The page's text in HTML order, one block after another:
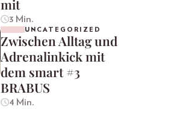
mit
3 Min.
UNCATEGORIZED
Zwischen Alltag und
Adrenalinkick mit
dem smart #3
BRABUS
4 Min.